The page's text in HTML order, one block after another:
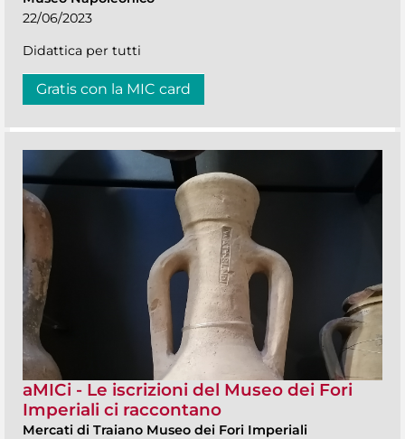
22/06/2023
Didattica per tutti
Gratis con la MIC card
aMICi - Le iscrizioni del Museo dei Fori
Imperiali ci raccontano
Mercati di Traiano Museo dei Fori Imperiali